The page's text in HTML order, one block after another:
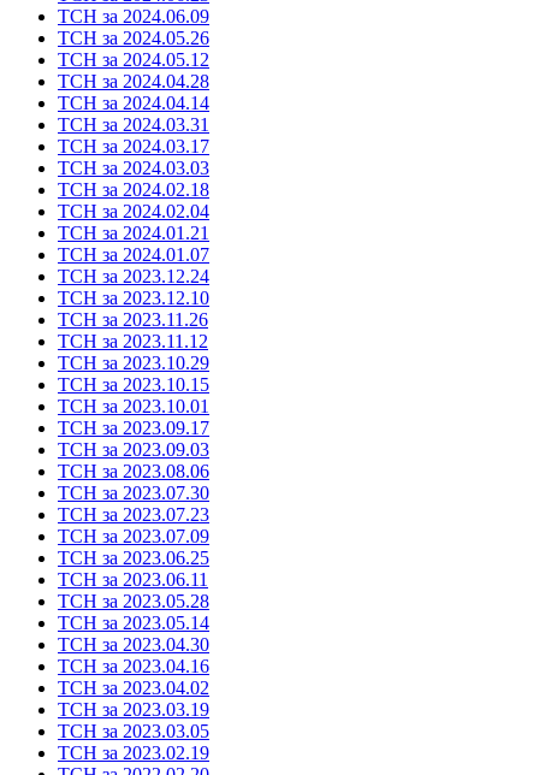
ТСН за 2024.06.09
ТСН за 2024.05.26
ТСН за 2024.05.12
ТСН за 2024.04.28
ТСН за 2024.04.14
ТСН за 2024.03.31
ТСН за 2024.03.17
ТСН за 2024.03.03
ТСН за 2024.02.18
ТСН за 2024.02.04
ТСН за 2024.01.21
ТСН за 2024.01.07
ТСН за 2023.12.24
ТСН за 2023.12.10
ТСН за 2023.11.26
ТСН за 2023.11.12
ТСН за 2023.10.29
ТСН за 2023.10.15
ТСН за 2023.10.01
ТСН за 2023.09.17
ТСН за 2023.09.03
ТСН за 2023.08.06
ТСН за 2023.07.30
ТСН за 2023.07.23
ТСН за 2023.07.09
ТСН за 2023.06.25
ТСН за 2023.06.11
ТСН за 2023.05.28
ТСН за 2023.05.14
ТСН за 2023.04.30
ТСН за 2023.04.16
ТСН за 2023.04.02
ТСН за 2023.03.19
ТСН за 2023.03.05
ТСН за 2023.02.19